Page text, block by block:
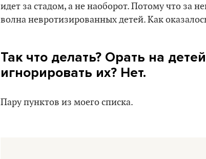
идет за стадом, а не наоборот. Потому что за
волна невротизированных детей. Как
Так что делать? Орать на
игнорировать их? Нет.
Пару пунктов из моего списка.